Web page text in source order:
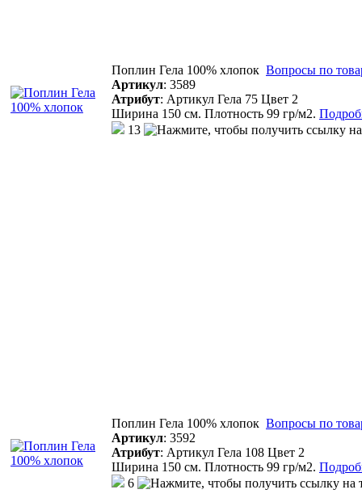
Поплин Гела 100% хлопок Вопросы по
Артикул: 3589
Атрибут: Артикул Гела 75 Цвет 2
Ширина 150 см. Плотность 99 гр/м2.
13
Поплин Гела 100% хлопок Вопросы по
Артикул: 3592
Атрибут: Артикул Гела 108 Цвет 2
Ширина 150 см. Плотность 99 гр/м2.
6